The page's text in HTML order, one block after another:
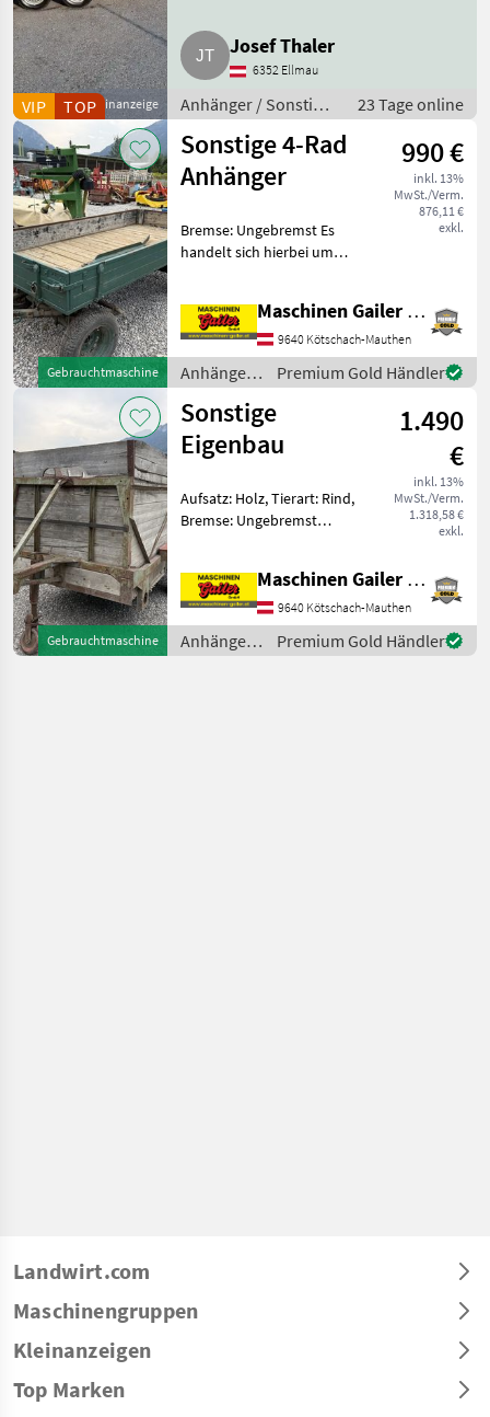
Kleinanzeige
VIP TOP
Maschinen. Ladefläche ca. 4, 00
× 1, 90 m, Ladehöhe ca. 50 cm,
flacher Auffahrwinkel, sehr gute
Nac
Josef Thaler
6352 Ellmau
Anhänger / Sonstige
Anhänger
23 Tage online
Gebrauchtmaschine
Sonstige 4-Rad
Anhänger
990 €
inkl. 13%
MwSt./Verm.
876,11 €
exkl.
Bremse: Ungebremst Es
handelt sich hierbei um
kleineren Traktoren Die
Innenbreite beträgt 130 cm
und die Innenlänge betr
Maschinen Gailer GmbH
9640 Kötschach-Mauthen
Anhänger /
Sonstige
Premium Gold Händler
Gebrauchtmaschine
Sonstige
Eigenbau
1.490
€
inkl. 13%
MwSt./Verm.
1.318,58 €
exkl.
Aufsatz: Holz, Tierart: Rind,
Bremse: Ungebremst
L/B/H: 350/160/180cm *
Platz für ca. 6 Kühe *
Aufbau aus Holz * V
Maschinen Gailer GmbH
9640 Kötschach-Mauthen
Anhänger /
Sonstige
Premium Gold Händler
Landwirt.com
Maschinengruppen
Kleinanzeigen
Top Marken